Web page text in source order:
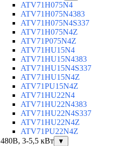
ATV71H075N4
ATV71H075N4383
ATV71H075N4S337
ATV71H075N4Z
ATV71P075N4Z
ATV71HU15N4
ATV71HU15N4383
ATV71HU15N4S337
ATV71HU15N4Z
ATV71PU15N4Z
ATV71HU22N4
ATV71HU22N4383
ATV71HU22N4S337
ATV71HU22N4Z
ATV71PU22N4Z
480В, 3-5,5 кВт
▼